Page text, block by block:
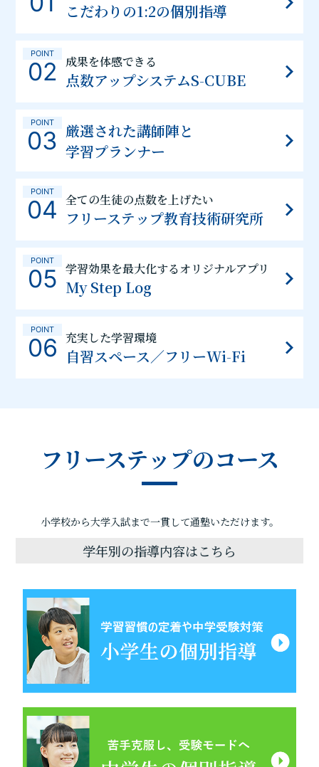
こだわりの1:2の個別指導
POINT
02 成果を体感できる
点数アップシステムS-CUBE
POINT
03 厳選された講師陣と
学習プランナー
POINT
04 全ての生徒の点数を上げたい
フリーステップ教育技術研究所
POINT
05 学習効果を最大化するオリジナルアプリ
My Step Log
POINT
06 充実した学習環境
自習スペース／フリーWi-Fi
フリーステップのコース
小学校から大学入試まで一貫して通塾いただけます。
学年別の指導内容はこちら